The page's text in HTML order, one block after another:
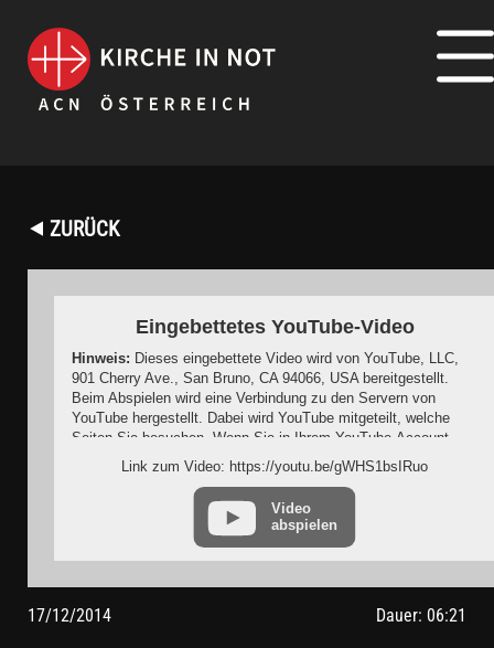
⯇ ZURÜCK
Eingebettetes YouTube-Video
Hinweis: Dieses eingebettete Video wird von YouTube, LLC,
901 Cherry Ave., San Bruno, CA 94066, USA bereitgestellt.
Beim Abspielen wird eine Verbindung zu den Servern von
YouTube hergestellt. Dabei wird YouTube mitgeteilt, welche
Seiten Sie besuchen. Wenn Sie in Ihrem YouTube-Account
eingeloggt sind, kann YouTube Ihr Surfverhalten Ihnen
persönlich zuzuordnen. Dies verhindern Sie, indem Sie sich
vorher aus Ihrem YouTube-Account ausloggen.
Wird ein YouTube-Video gestartet, setzt der Anbieter Cookies
ein, die Hinweise über das Nutzerverhalten sammeln.
Wer das Speichern von Cookies für das Google-Ads-Programm
deaktiviert hat, wird auch beim Anschauen von YouTube-
Videos mit keinen solchen Cookies rechnen müssen. YouTube
Link zum Video: https://youtu.be/gWHS1bsIRuo
Video
abspielen
17/12/2014 Dauer: 06:21